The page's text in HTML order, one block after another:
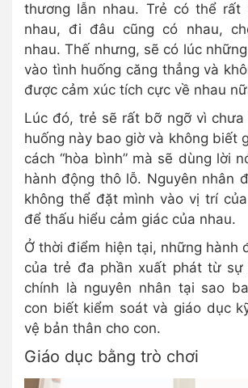
thương lẫn nhau. Trẻ có thể rất
nhau, đi đâu cũng có nhau,
nhau. Thế nhưng, sẽ có lúc
vào tình huống căng thẳng và
được cảm xúc tích cực về nhau
Lúc đó, trẻ sẽ rất bỡ ngỡ vì
huống này bao giờ và không biết
cách “hòa bình” mà sẽ dùng lời
hành động thô lỗ. Nguyên nhân
không thể đặt mình vào vị trí
để thấu hiểu cảm giác của nhau.
Ở thời điểm hiện tại, những hành
của trẻ đa phần xuất phát từ
chính là nguyên nhân tại sao
con biết kiểm soát và giáo dục
vệ bản thân cho con.
Giáo dục bằng trò chơi